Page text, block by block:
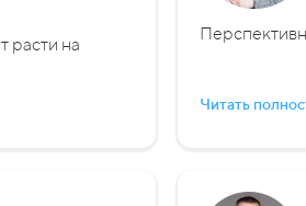
расти на
Читать